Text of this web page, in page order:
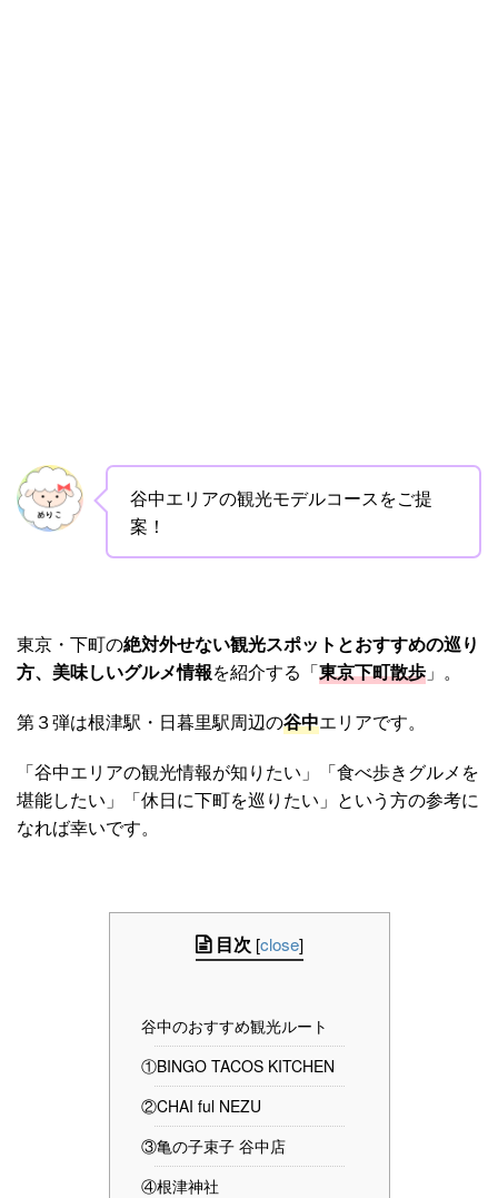
谷中エリアの観光モデルコースをご提
案！
東京・下町の絶対外せない観光スポットとおすすめの巡り
方、美味しいグルメ情報を紹介する「東京下町散歩 」。
第３弾は根津駅・日暮里駅周辺の谷中エリアです。
「谷中エリアの観光情報が知りたい」「食べ歩きグルメを
堪能したい」「休日に下町を巡りたい」という方の参考に
なれば幸いです。
目次 [close]
谷中のおすすめ観光ルート
①BINGO TACOS KITCHEN
②CHAI ful NEZU
③亀の子束子 谷中店
④根津神社